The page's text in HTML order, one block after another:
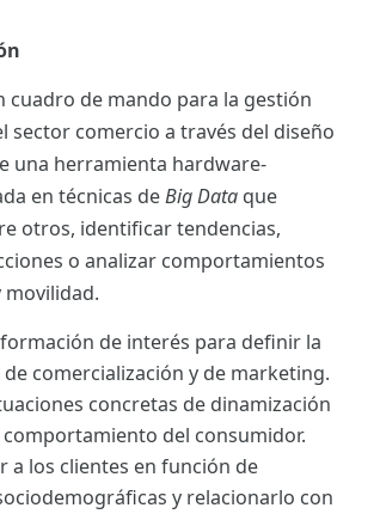
cuadro de mando para la gestión
sector comercio a través del diseño
una herramienta hardware-
en técnicas deBig Data que
otros, identificar tendencias,
o analizar comportamientos
movilidad.
de interés para definir la
comercialización y de marketing.
concretas de dinamización
comportamiento del consumidor.
a los clientes en función de
y relacionarlo con